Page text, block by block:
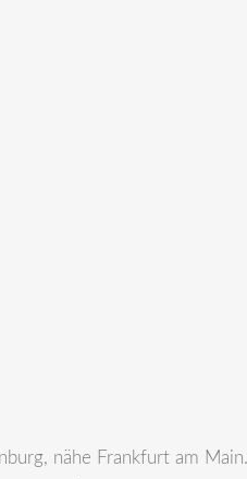
nähe Frankfurt am